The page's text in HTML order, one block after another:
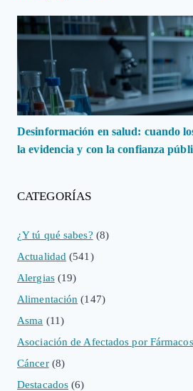
Desinformación en salud: cuando
la evidencia y con la confianza
CATEGORÍAS
¿Y tú qué sabes? (8)
Actualidad (541)
Alergias(19)
Alimentación (147)
Asma (11)
Asociación de Afectados por
Cáncer(8)
Destacados (6)